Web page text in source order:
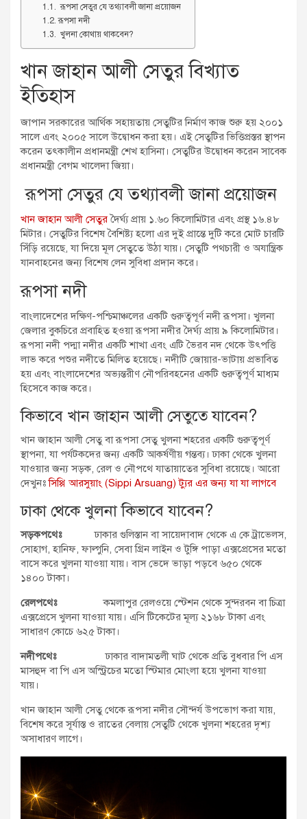
রূপসা সেতুর যে তথ্যাবলী জানা প্রয়োজন
রূপসা নদী
খুলনা কোথায় থাকবেন?
খান জাহান আলী সেতুর বিখ্যাত
ইতিহাস
জাপান সরকারের আর্থিক সহায়তায় সেতুটির নির্মাণ কাজ শুরু হয় ২০০১
সালে এবং ২০০৫ সালে উদ্বোধন করা হয়। এই সেতুটির ভিত্তিপ্রস্তর স্থাপন
করেন তৎকালীন প্রধানমন্ত্রী শেখ হাসিনা। সেতুটির উদ্বোধন করেন সাবেক
প্রধানমন্ত্রী বেগম খালেদা জিয়া।
রূপসা সেতুর যে তথ্যাবলী জানা প্রয়োজন
খান জাহান আলী সেতুরদৈর্ঘ্য প্রায় ১.৬০ কিলোমিটার এবং প্রস্থ ১৬.৪৮
মিটার। সেতুটির বিশেষ বৈশিষ্ট্য হলো এর দুই প্রান্তে দুটি করে মোট চারটি
সিঁড়ি রয়েছে, যা দিয়ে মূল সেতুতে উঠা যায়। সেতুটি পথচারী ও অযান্ত্রিক
যানবাহনের জন্য বিশেষ লেন সুবিধা প্রদান করে।
রূপসা নদী
বাংলাদেশের দক্ষিণ-পশ্চিমাঞ্চলের একটি গুরুত্বপূর্ণ নদী রূপসা। খুলনা
জেলার বুকচিরে প্রবাহিত হওয়া রূপসা নদীর দৈর্ঘ্য প্রায় ৯ কিলোমিটার।
রূপসা নদী পদ্মা নদীর একটি শাখা এবং এটি ভৈরব নদ থেকে উৎপত্তি
লাভ করে পশুর নদীতে মিলিত হয়েছে। নদীটি জোয়ার-ভাটায় প্রভাবিত
হয় এবং বাংলাদেশের অভ্যন্তরীণ নৌপরিবহনের একটি গুরুত্বপূর্ণ মাধ্যম
হিসেবে কাজ করে।
কিভাবে খান জাহান আলী সেতুতে যাবেন?
খান জাহান আলী সেতু বা রূপসা সেতু খুলনা শহরের একটি গুরুত্বপূর্ণ
স্থাপনা, যা পর্যটকদের জন্য একটি আকর্ষণীয় গন্তব্য। ঢাকা থেকে খুলনা
যাওয়ার জন্য সড়ক, রেল ও নৌপথে যাতায়াতের সুবিধা রয়েছে। আরো
দেখুনঃসিপ্পি আরসুয়াং (Sippi Arsuang) ট্যুর এর জন্য যা যা লাগবে
ঢাকা থেকে খুলনা কিভাবে যাবেন?
সড়কপথেঃঢাকার গুলিস্তান বা সায়েদাবাদ থেকে এ কে ট্রাভেলস,
সোহাগ, হানিফ, ফাল্গুনি, সেবা গ্রিন লাইন ও টুঙ্গি পাড়া এক্সপ্রেসের মতো
বাসে করে খুলনা যাওয়া যায়। বাস ভেদে ভাড়া পড়বে ৬৫০ থেকে
১৪০০ টাকা।
রেলপথেঃ
কমলাপুর রেলওয়ে স্টেশন থেকে সুন্দরবন বা চিত্রা
এক্সপ্রেসে খুলনা যাওয়া যায়। এসি টিকেটের মূল্য ২১৬৮ টাকা এবং
সাধারণ কোচে ৬২৫ টাকা।
নদীপথেঃ
ঢাকার বাদামতলী ঘাট থেকে প্রতি বুধবার পি এস
মাসহুদ বা পি এস অস্ট্রিচের মতো স্টিমার মোংলা হয়ে খুলনা যাওয়া
যায়।
খান জাহান আলী সেতু থেকে রূপসা নদীর সৌন্দর্য উপভোগ করা যায়,
বিশেষ করে সূর্যাস্ত ও রাতের বেলায় সেতুটি থেকে খুলনা শহরের দৃশ্য
অসাধারণ লাগে।